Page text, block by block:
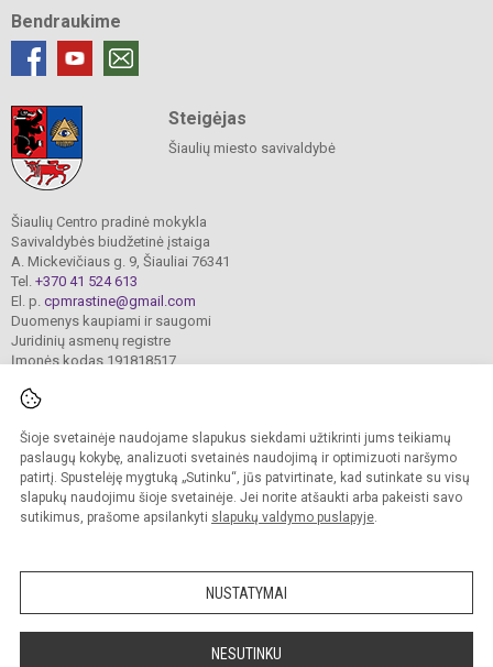
Šioje svetainėje naudojame slapukus siekdami užtikrinti jums teikiamų
paslaugų kokybę, analizuoti svetainės naudojimą ir optimizuoti naršymo
patirtį. Spustelėję mygtuką „Sutinku“, jūs patvirtinate, kad sutinkate su visų
slapukų naudojimu šioje svetainėje. Jei norite atšaukti arba pakeisti savo
sutikimus, prašome apsilankyti slapukų valdymo puslapyje.
NUSTATYMAI
NESUTINKU
Bendraukime
Steigėjas
Šiaulių miesto savivaldybė
Šiaulių Centro pradinė mokykla
Savivaldybės biudžetinė įstaiga
A. Mickevičiaus g. 9, Šiauliai 76341
Tel. +370 41 524 613
El. p. cpmrastine@gmail.com
Duomenys kaupiami ir saugomi
Juridinių asmenų registre
Įmonės kodas 191818517
© 2024. Šiaulių Centro pradinė mokykla. Visos teisės saugomos.
Kopijuoti turinį be raštiško įstaigos administracijos sutikimo griežtai draudžiama.
Prieinamumo paraiška Slapukų valdymas
Sumanus būdas atnaujinti